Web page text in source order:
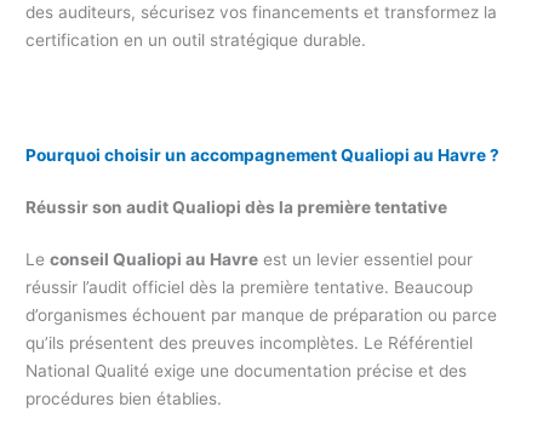
des auditeurs, sécurisez vos financements et transformez la
certification en un outil stratégique durable.
Pourquoi choisir un accompagnement Qualiopi au Havre ?
Réussir son audit Qualiopi dès la première tentative
Leconseil Qualiopi au Havre est un levier essentiel pour
réussir l’audit officiel dès la première tentative. Beaucoup
d’organismes échouent par manque de préparation ou parce
qu’ils présentent des preuves incomplètes. Le Référentiel
National Qualité exige une documentation précise et des
procédures bien établies.